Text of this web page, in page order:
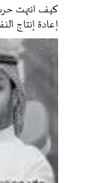
كيف انتهت
إعادة إنتاج